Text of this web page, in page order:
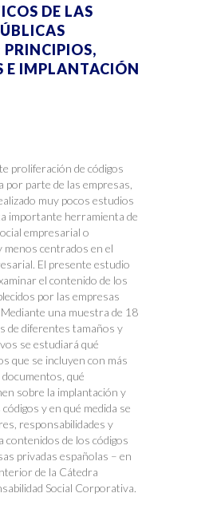
DE LAS
PRINCIPIOS,
E IMPLANTACIÓN
proliferación de códigos
por parte de las empresas,
muy pocos estudios
importante herramienta de
empresarial o
menos centrados en el
El presente estudio
el contenido de los
por las empresas
una muestra de 18
de diferentes tamaños y
se estudiará qué
que se incluyen con más
qué
sobre la implantación y
y en qué medida se
responsabilidades y
contenidos de los códigos
privadas españolas – en
de la Cátedra
Social Corporativa.